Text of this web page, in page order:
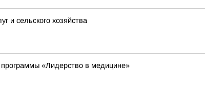
и сельского хозяйства
«Лидерство в медицине»